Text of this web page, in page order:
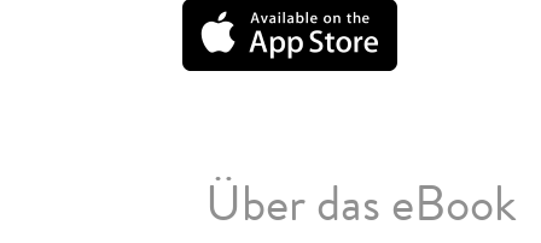
Über das eBook